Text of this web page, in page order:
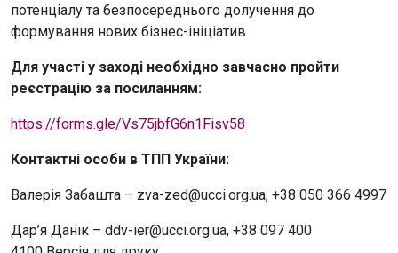
потенціалу та безпосереднього долучення до
формування нових бізнес-ініціатив.
Для участі у заході необхідно завчасно пройти
реєстрацію за посиланням:
https://forms.gle/Vs75jbfG6n1Fisv58
Контактні особи в ТПП України:
Валерія Забашта – zva-zed@ucci.org.ua, +38 050 366 4997
Дар’я Данік – ddv-ier@ucci.org.ua, +38 097 400